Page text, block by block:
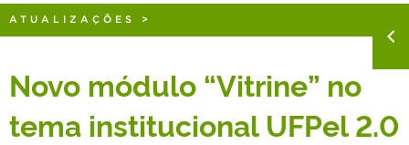
OUVIDORIA
TELEFONES
ATUALIZAÇÕES >
Novo módulo “Vitrine” no
tema institucional UFPel 2.0